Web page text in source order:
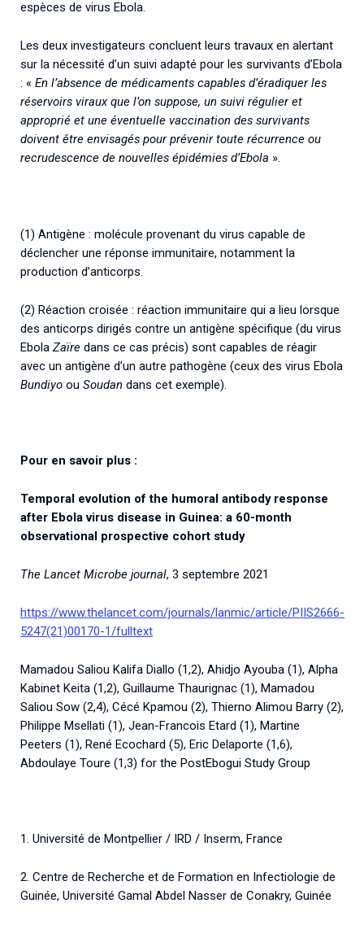
espèces de virus Ebola.
Les deux investigateurs concluent leurs travaux en alertant
sur la nécessité d’un suivi adapté pour les survivants d’Ebola
: « En l’absence de médicaments capables d’éradiquer les
réservoirs viraux que l’on suppose, un suivi régulier et
approprié et une éventuelle vaccination des survivants
doivent être envisagés pour prévenir toute récurrence ou
recrudescence de nouvelles épidémies d’Ebola ».
(1) Antigène : molécule provenant du virus capable de
déclencher une réponse immunitaire, notamment la
production d’anticorps.
(2) Réaction croisée : réaction immunitaire qui a lieu lorsque
des anticorps dirigés contre un antigène spécifique (du virus
Ebola Zaïre dans ce cas précis) sont capables de réagir
avec un antigène d’un autre pathogène (ceux des virus Ebola
Bundiyo ou Soudan dans cet exemple).
Pour en savoir plus :
Temporal evolution of the humoral antibody response
after Ebola virus disease in Guinea: a 60-month
observational prospective cohort study
The Lancet Microbe journal, 3 septembre 2021
https://www.thelancet.com/journals/lanmic/article/PIIS2666-
5247(21)00170-1/fulltext
Mamadou Saliou Kalifa Diallo (1,2), Ahidjo Ayouba (1), Alpha
Kabinet Keita (1,2), Guillaume Thaurignac (1), Mamadou
Saliou Sow (2,4), Cécé Kpamou (2), Thierno Alimou Barry (2),
Philippe Msellati (1), Jean-Francois Etard (1), Martine
Peeters (1), René Ecochard (5), Eric Delaporte (1,6),
Abdoulaye Toure (1,3) for the PostEbogui Study Group
1. Université de Montpellier / IRD / Inserm, France
2. Centre de Recherche et de Formation en Infectiologie de
Guinée, Université Gamal Abdel Nasser de Conakry, Guinée